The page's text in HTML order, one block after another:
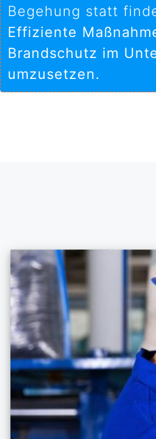
Begehung statt
Effiziente
Brandschutz im
umzusetzen.